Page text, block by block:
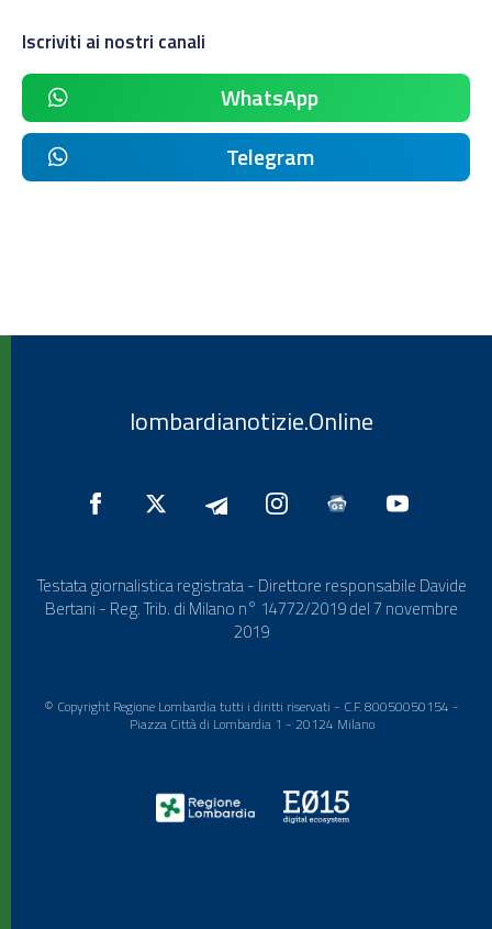
Iscriviti ai nostri canali
WhatsApp
Telegram
lombardianotizie.Online
Testata giornalistica registrata - Direttore responsabile Davide
Bertani - Reg. Trib. di Milano n° 14772/2019 del 7 novembre
2019
© Copyright Regione Lombardia tutti i diritti riservati - C.F. 80050050154 -
Piazza Città di Lombardia 1 - 20124 Milano